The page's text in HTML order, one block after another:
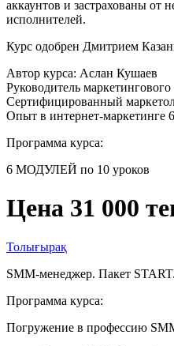
аккаунтов и застрахованы от
исполнителей.
Курс одобрен Дмитрием
Автор курса: Аслан Кушаев
Руководитель
Сертифицированный
Опыт в интернет-маркетинге
Программа курса:
6 МОДУЛЕЙ по 10 уроков
Цена 31 000
Толығырақ
SMM-менеджер. Пакет START.
Программа курса:
Погружение в профессию